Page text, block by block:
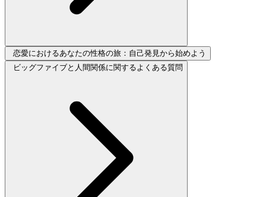
恋愛におけるあなたの性格の旅：自己発見から始めよう
ビッグファイブと人間関係に関するよくある質問